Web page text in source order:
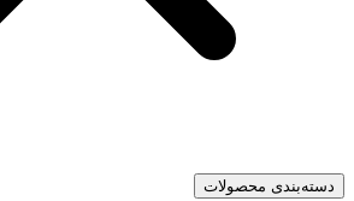
دسته‌بندی محصولات